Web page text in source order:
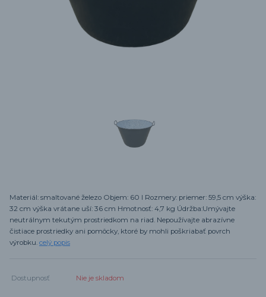
Materiál: smaltované železo Objem: 60 l Rozmery: priemer: 59,5 cm výška:
32 cm výška vrátane uší: 36 cm Hmotnosť: 4,7 kg Údržba:Umývajte
neutrálnym tekutým prostriedkom na riad. Nepoužívajte abrazívne
čistiace prostriedky ani pomôcky, ktoré by mohli poškriabať povrch
výrobku. celý popis
Dostupnosť Nie je skladom